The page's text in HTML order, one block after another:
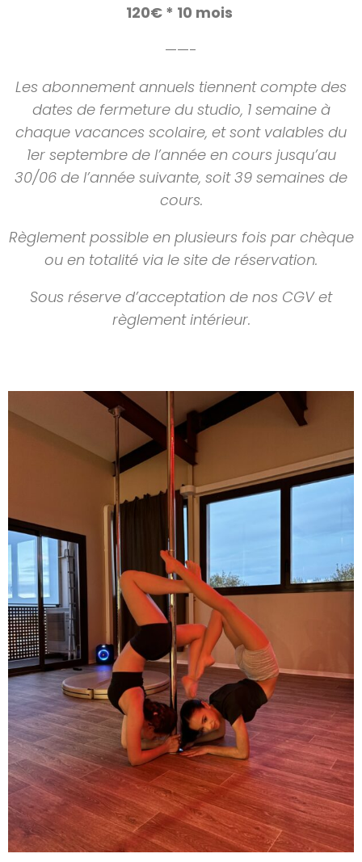
120€ * 10 mois
——-
Les abonnement annuels tiennent compte des
dates de fermeture du studio, 1 semaine à
chaque vacances scolaire, et sont valables du
1er septembre de l’année en cours jusqu’au
30/06 de l’année suivante, soit 39 semaines de
cours.
Règlement possible en plusieurs fois par chèque
ou en totalité via le site de réservation.
Sous réserve d’acceptation de nos CGV et
règlement intérieur.